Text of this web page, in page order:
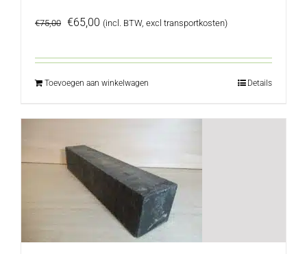
€75,00 Oorspronkelijke
€65,00 Huidige
(incl. BTW, excl transportkosten)
Toevoegen aan winkelwagen Details